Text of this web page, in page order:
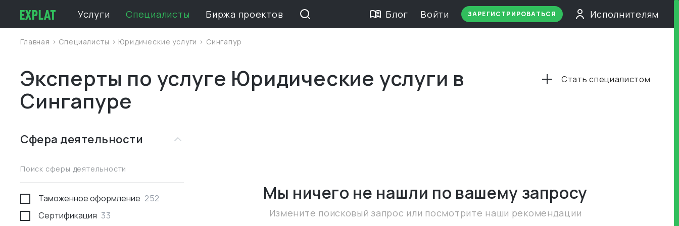
Услуги Специалисты Биржа проектов Блог Войти ЗАРЕГИСТРИРОВАТЬСЯ Исполнителям
Главная > Специалисты > Юридические услуги > Сингапур
Эксперты по услуге Юридические услуги в
Сингапуре
Стать специалистом
Сфера деятельности
Поиск сферы деятельности
Таможенное оформление 252
Сертификация 33
Мы ничего не нашли по вашему запросу
Измените поисковый запрос или посмотрите наши рекомендации